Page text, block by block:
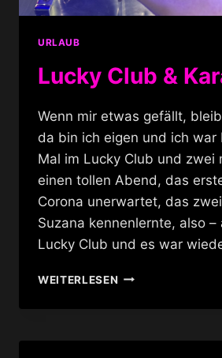
URLAUB
Lucky Club &
Wenn mir etwas gefällt,
da bin ich eigen und ich war
Mal im Lucky Club und zwei
einen tollen Abend, das
Corona unerwartet, das
Suzana kennenlernte, also –
Lucky Club und es war
WEITERLESENLUCKY
&